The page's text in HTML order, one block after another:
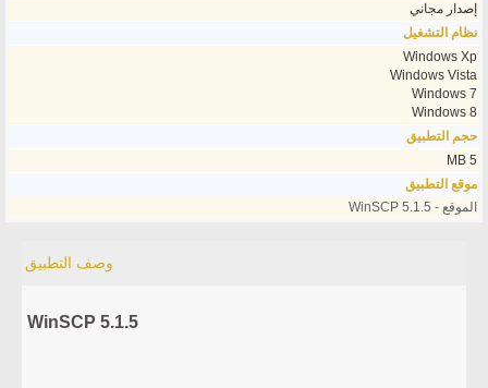
إصدار مجاني
نظام التشغيل
Windows Xp
Windows Vista
Windows 7
Windows 8
حجم التطبيق
5 MB
موقع التطبيق
الموقع - WinSCP 5.1.5
وصف التطبيق
WinSCP 5.1.5